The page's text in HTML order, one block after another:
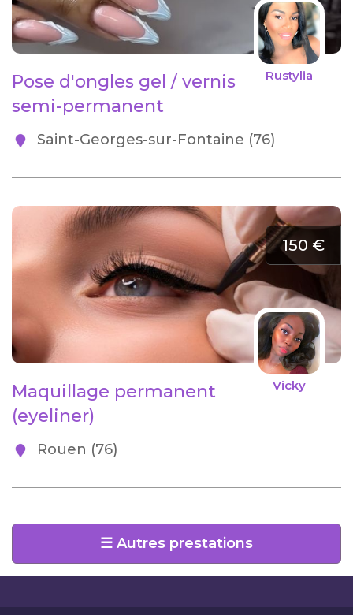
Rustylia
Pose d'ongles gel / vernis
semi-permanent
Saint-Georges-sur-Fontaine (76)
150 €
Vicky
Maquillage permanent
(eyeliner)
Rouen (76)
☰ Autres prestations